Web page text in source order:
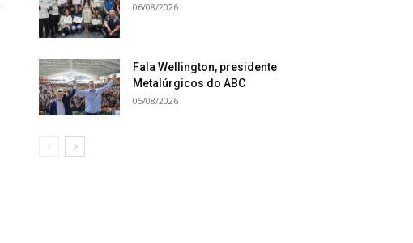
06/08/2026
Fala Wellington, presidente
Metalúrgicos do ABC
05/08/2026